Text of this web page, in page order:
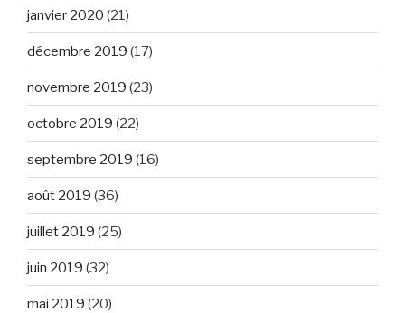
janvier 2020 (21)
décembre 2019 (17)
novembre 2019 (23)
octobre 2019 (22)
septembre 2019 (16)
août 2019 (36)
juillet 2019 (25)
juin 2019 (32)
mai 2019 (20)